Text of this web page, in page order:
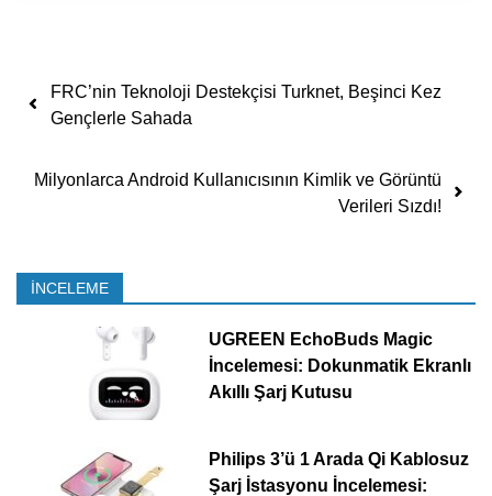
Yazı dolaşımı
FRC’nin Teknoloji Destekçisi Turknet, Beşinci Kez
Gençlerle Sahada
Milyonlarca Android Kullanıcısının Kimlik ve Görüntü
Verileri Sızdı!
İNCELEME
UGREEN EchoBuds Magic
İncelemesi: Dokunmatik Ekranlı
Akıllı Şarj Kutusu
Philips 3’ü 1 Arada Qi Kablosuz
Şarj İstasyonu İncelemesi: